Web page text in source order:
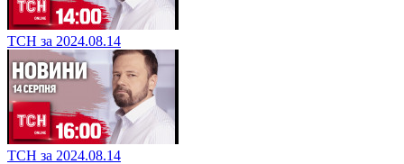
ТСН за 2024.08.14
ТСН за 2024.08.14